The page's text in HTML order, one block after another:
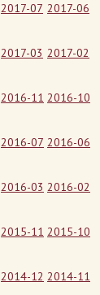
2017-07 2017-06
2017-03 2017-02
2016-11 2016-10
2016-07 2016-06
2016-03 2016-02
2015-11 2015-10
2014-12 2014-11